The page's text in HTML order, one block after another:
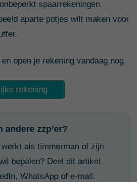
spaarrekeningen.
aparte potjes wilt maken voor
open je rekening vandaag nog.
rekening
andere zzp’er?
werkt als timmerman of zijn
bepalen? Deel dit artikel
WhatsApp of e-mail.